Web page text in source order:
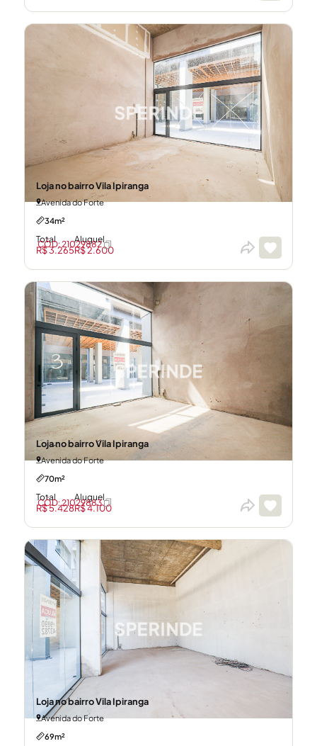
Loja no bairro Vila Ipiranga
Avenida do Forte
34m²
Total
R$ 3.265
Aluguel
R$ 2.600
CÓD: 21029882
Loja no bairro Vila Ipiranga
Avenida do Forte
70m²
Total
R$ 5.428
Aluguel
R$ 4.100
CÓD: 21029883
Loja no bairro Vila Ipiranga
Avenida do Forte
69m²